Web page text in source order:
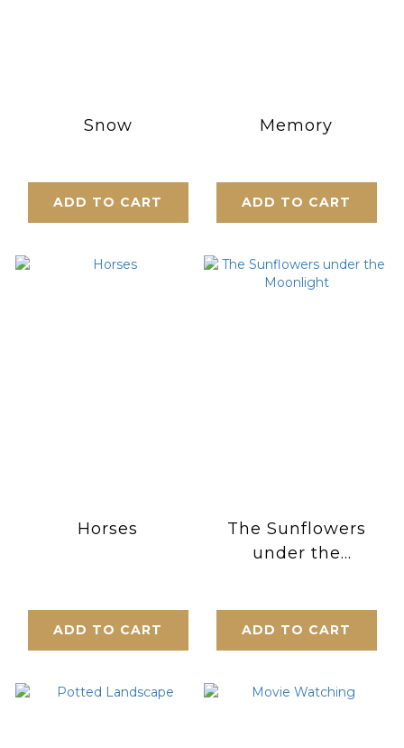
Snow
ADD TO CART
Memory
ADD TO CART
Horses
ADD TO CART
The Sunflowers
under the
ADD TO CART